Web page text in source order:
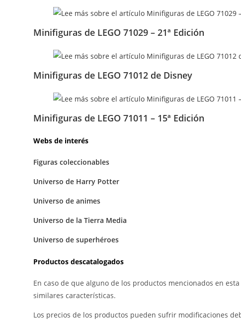
Minifiguras de LEGO 71029 – 21ª Edición
Minifiguras de LEGO 71012 de Disney
Minifiguras de LEGO 71011 – 15ª Edición
Webs de interés
Figuras coleccionables
Universo de Harry Potter
Universo de animes
Universo de la Tierra Media
Universo de superhéroes
Productos descatalogados
En caso de que alguno de los productos mencionados en
similares características.
Los precios de los productos pueden sufrir modificaciones